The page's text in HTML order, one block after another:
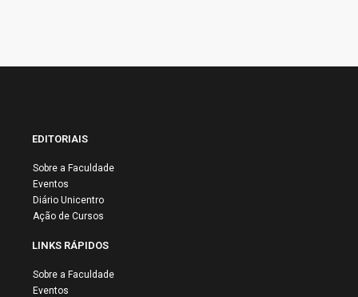
EDITORIAIS
Sobre a Faculdade
Eventos
Diário Unicentro
Ação de Cursos
LINKS RÁPIDOS
Sobre a Faculdade
Eventos